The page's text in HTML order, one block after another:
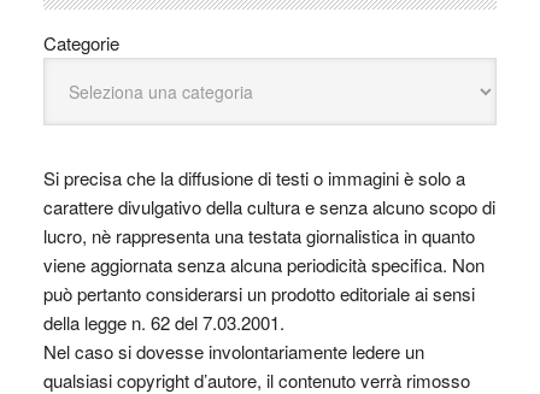
Categorie
Si precisa che la diffusione di testi o immagini è solo a
carattere divulgativo della cultura e senza alcuno scopo di
lucro, nè rappresenta una testata giornalistica in quanto
viene aggiornata senza alcuna periodicità specifica. Non
può pertanto considerarsi un prodotto editoriale ai sensi
della legge n. 62 del 7.03.2001.
Nel caso si dovesse involontariamente ledere un
qualsiasi copyright d’autore, il contenuto verrà rimosso